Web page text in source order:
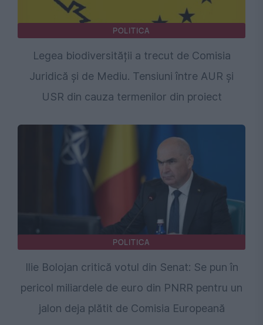
POLITICA
Legea biodiversității a trecut de Comisia
Juridică și de Mediu. Tensiuni între AUR și
USR din cauza termenilor din proiect
POLITICA
Ilie Bolojan critică votul din Senat: Se pun în
pericol miliardele de euro din PNRR pentru un
jalon deja plătit de Comisia Europeană